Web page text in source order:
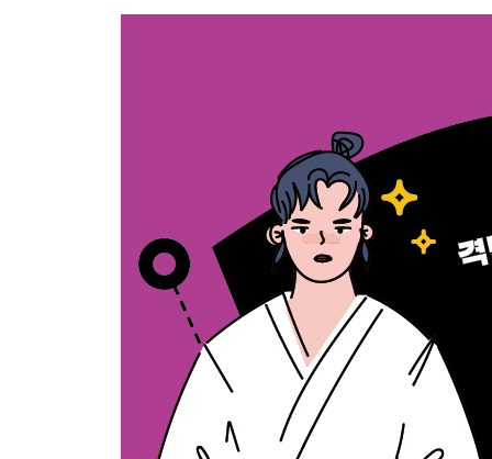
대답이 아니라 질문이 핵심이다: 화룡점정(畵龍點
문제를 발견하고 해결하는 능력을 키워라: 백미(白
5장. 태도의 힘_4차 산업혁명 시대에 품어야 할 태
변화에 적응하는 유연한 태도를 품어라: 임기응변(
공감하고 협력하는 태도를 갖춰라: 고장난명(孤掌
의사소통 능력을 향상시켜라: 이심전심(以心傳心)
비판적 사고로 무장하라: 목불식정(目不識丁)
승부의 열쇠는 인성으로 결정된다: 개과천선(改過